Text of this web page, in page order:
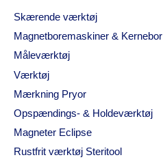
Skærende værktøj
Magnetboremaskiner & Kernebor
Måleværktøj
Værktøj
Mærkning Pryor
Opspændings- & Holdeværktøj
Magneter Eclipse
Rustfrit værktøj Steritool